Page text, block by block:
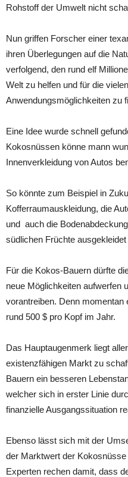
Rohstoff der Umwelt nicht
Nun griffen Forscher einer
ihren Überlegungen auf die
verfolgend, den rund elf
Welt zu helfen und für die
Anwendungsmöglichkeiten zu
Eine Idee wurde schnell
Kokosnüssen könne mann
Innenverkleidung von Autos
So könnte zum Beispiel in
Kofferraumauskleidung, die
und auch die
südlichen Früchte ausgekleidet
Für die Kokos-Bauern dürfte
neue Möglichkeiten aufwerfen
vorantreiben. Denn momentan
rund 500 $ pro Kopf im Jahr.
Das Hauptaugenmerk liegt
existenzfähigen Markt zu
Bauern ein besseren
welcher sich in erster Linie
finanzielle Ausgangssituation
Ebenso lässt sich mit der
der Marktwert der
Experten rechen damit, dass